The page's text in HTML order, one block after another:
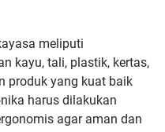
meliputi
kayu, tali, plastik, kertas,
produk yang kuat baik
harus dilakukan
agar aman dan